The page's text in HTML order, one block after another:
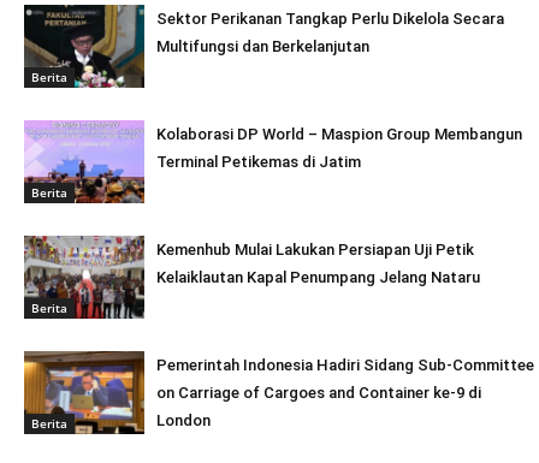
Berita
Sektor Perikanan Tangkap Perlu Dikelola Secara
Multifungsi dan Berkelanjutan
Berita
Kolaborasi DP World – Maspion Group Membangun
Terminal Petikemas di Jatim
Berita
Kemenhub Mulai Lakukan Persiapan Uji Petik
Kelaiklautan Kapal Penumpang Jelang Nataru
Berita
Pemerintah Indonesia Hadiri Sidang Sub-Committee
on Carriage of Cargoes and Container ke-9 di
London